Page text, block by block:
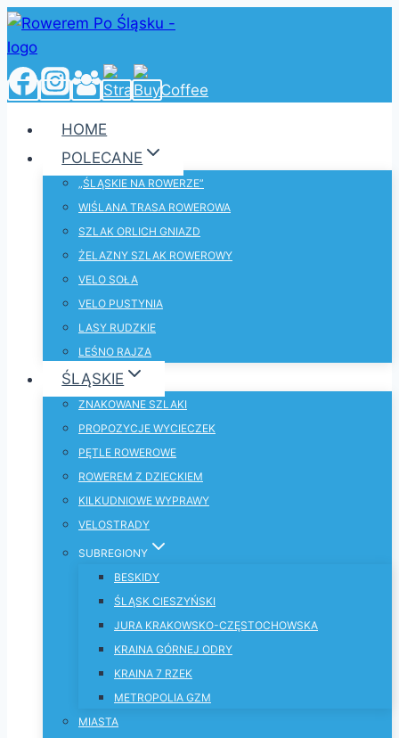
Przejdź
do
treści
HOME
POLECANE
„ŚLĄSKIE NA ROWERZE”
WIŚLANA TRASA ROWEROWA
SZLAK ORLICH GNIAZD
ŻELAZNY SZLAK ROWEROWY
VELO SOŁA
VELO PUSTYNIA
LASY RUDZKIE
LEŚNO RAJZA
ŚLĄSKIE
ZNAKOWANE SZLAKI
PROPOZYCJE WYCIECZEK
PĘTLE ROWEROWE
ROWEREM Z DZIECKIEM
KILKUDNIOWE WYPRAWY
VELOSTRADY
SUBREGIONY
BESKIDY
ŚLĄSK CIESZYŃSKI
JURA KRAKOWSKO-CZĘSTOCHOWSKA
KRAINA GÓRNEJ ODRY
KRAINA 7 RZEK
METROPOLIA GZM
MIASTA